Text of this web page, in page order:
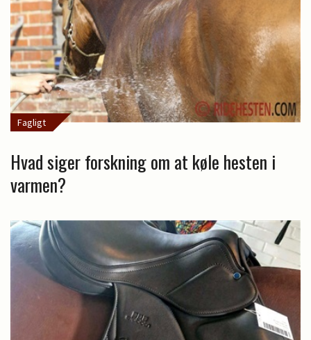
Fagligt
Hvad siger forskning om at køle hesten i
varmen?